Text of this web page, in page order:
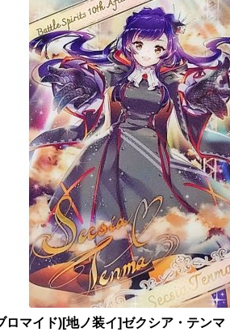
ロマイド)[地ノ装イ]ゼクシア・テンマ